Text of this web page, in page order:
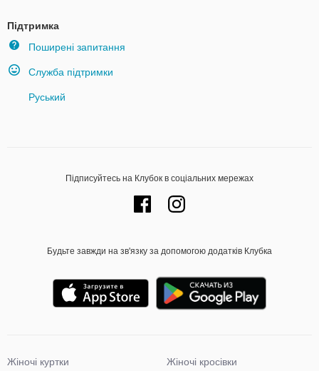
Підтримка
Поширені запитання
Служба підтримки
Руський
Підписуйтесь на Клубок в соціальних мережах
Будьте завжди на зв'язку за допомогою додатків Клубка
Жіночі куртки
Жіночі кросівки